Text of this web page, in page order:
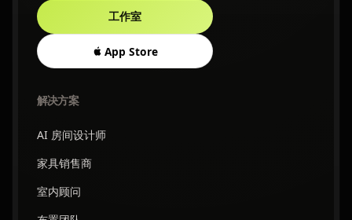
工作室
App Store
解决方案
AI 房间设计师
家具销售商
室内顾问